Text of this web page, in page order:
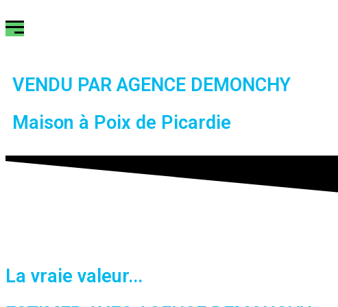
VENDU PAR AGENCE DEMONCHY
Maison à Poix de Picardie
La vraie valeur...